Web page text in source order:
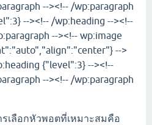
--><!-- /wp:paragraph
--><!-- /wp:heading --><!--
--><!-- wp:image
-->
{"level":3} --><!--
--><!-- /wp:paragraph
เลือกหัวพอตที่เหมาะสมคือ